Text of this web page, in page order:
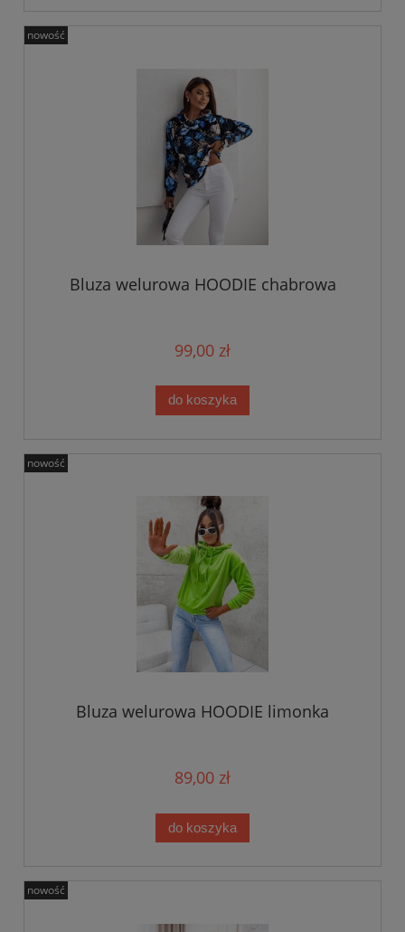
Bluza welurowa HOODIE chabrowa
99,00 zł
do koszyka
nowość
Bluza welurowa HOODIE limonka
89,00 zł
do koszyka
nowość
nowość